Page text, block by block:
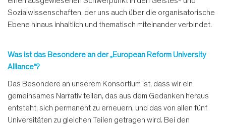
Sozialwissenschaften, der uns auch über die organisatorische
Ebene hinaus inhaltlich und thematisch miteinander verbindet.
Was ist das Besondere an der „European Reform University
Alliance“?
Das Besondere an unserem Konsortium ist, dass wir ein
gemeinsames Narrativ teilen, das aus dem Gedanken heraus
entsteht, sich permanent zu erneuern, und das von allen fünf
Universitäten zu gleichen Teilen getragen wird. Bei den